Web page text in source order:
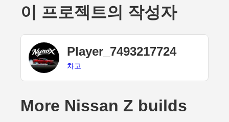
이 프로젝트의 작성자
Player_7493217724
차고
More Nissan Z builds